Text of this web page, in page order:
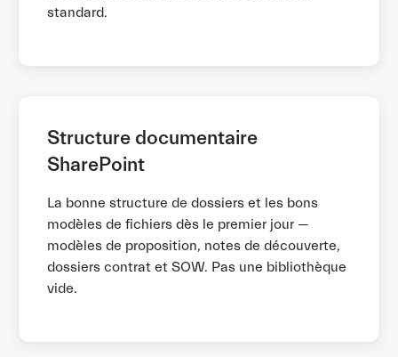
standard.
Structure documentaire
SharePoint
La bonne structure de dossiers et les bons
modèles de fichiers dès le premier jour —
modèles de proposition, notes de découverte,
dossiers contrat et SOW. Pas une bibliothèque
vide.